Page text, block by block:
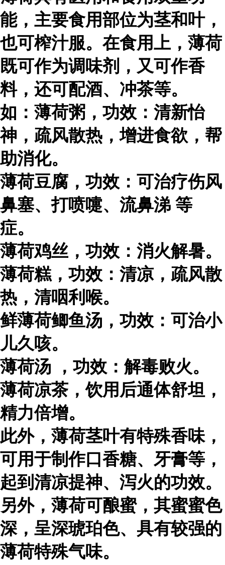
能，主要食用部位为茎和叶，
也可榨汁服。在食用上，薄荷
既可作为调味剂，又可作香
料，还可配酒、冲茶等。
如：薄荷粥，功效：清新怡
神，疏风散热，增进食欲，帮
助消化。
薄荷豆腐，功效：可治疗伤风
鼻塞、打喷嚏、 流鼻涕 等
症。
薄荷鸡丝，功效：消火解暑。
薄荷糕，功效：清凉，疏风散
热，清咽利喉。
鲜薄荷鲫鱼汤，功效：可治小
儿久咳。
薄荷汤 ，功效：解毒败火。
薄荷凉茶，饮用后通体舒坦，
精力倍增。
此外，薄荷茎叶有特殊香味，
可用于制作口香糖、牙膏等，
起到清凉提神、泻火的功效。
另外，薄荷可酿蜜，其蜜蜜色
深，呈深琥珀色、具有较强的
薄荷特殊气味。